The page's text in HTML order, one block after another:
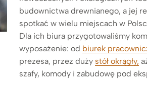
budownictwa drewnianego, a jej
spotkać w wielu miejscach w
Dla ich biura przygotowaliśmy
wyposażenie: od biurek
prezesa, przez duży stół okrągły,
szafy, komody i zabudowę pod